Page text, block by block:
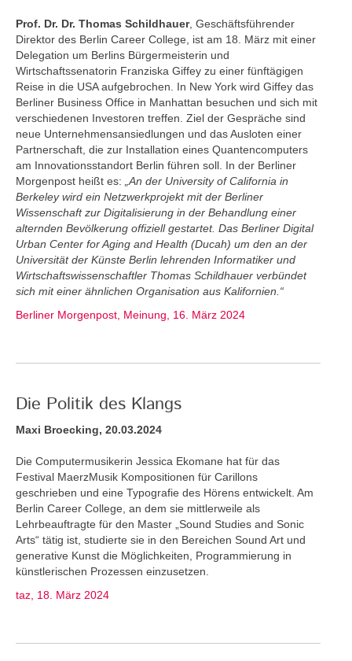
Prof. Dr. Dr. Thomas Schildhauer, Geschäftsführender
Direktor des Berlin Career College, ist am 18. März mit einer
Delegation um Berlins Bürgermeisterin und
Wirtschaftssenatorin Franziska Giffey zu einer fünftägigen
Reise in die USA aufgebrochen. In New York wird Giffey das
Berliner Business Office in Manhattan besuchen und sich mit
verschiedenen Investoren treffen. Ziel der Gespräche sind
neue Unternehmensansiedlungen und das Ausloten einer
Partnerschaft, die zur Installation eines Quantencomputers
am Innovationsstandort Berlin führen soll. In der Berliner
Morgenpost heißt es:
„An der University of California in
Berkeley wird ein Netzwerkprojekt mit der Berliner
Wissenschaft zur Digitalisierung in der Behandlung einer
alternden Bevölkerung offiziell gestartet. Das Berliner Digital
Urban Center for Aging and Health (Ducah) um den an der
Universität der Künste Berlin lehrenden Informatiker und
Wirtschaftswissenschaftler Thomas Schildhauer verbündet
sich mit einer ähnlichen Organisation aus Kalifornien.“
Berliner Morgenpost, Meinung, 16. März 2024
Die Politik des Klangs
Maxi Broecking, 20.03.2024
Die Computermusikerin Jessica Ekomane hat für das
Festival MaerzMusik Kompositionen für Carillons
geschrieben und eine Typografie des Hörens entwickelt. Am
Berlin Career College, an dem sie mittlerweile als
Lehrbeauftragte für den Master „Sound Studies and Sonic
Arts“ tätig ist, studierte sie in den Bereichen Sound Art und
generative Kunst die Möglichkeiten, Programmierung in
künstlerischen Prozessen einzusetzen.
taz, 18. März 2024